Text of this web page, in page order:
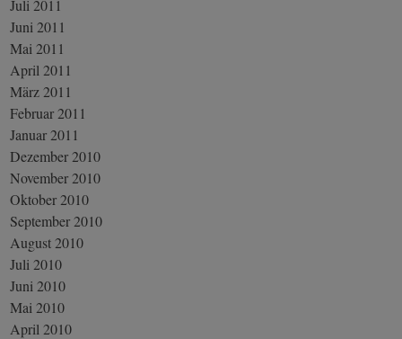
Juli 2011
Juni 2011
Mai 2011
April 2011
März 2011
Februar 2011
Januar 2011
Dezember 2010
November 2010
Oktober 2010
September 2010
August 2010
Juli 2010
Juni 2010
Mai 2010
April 2010